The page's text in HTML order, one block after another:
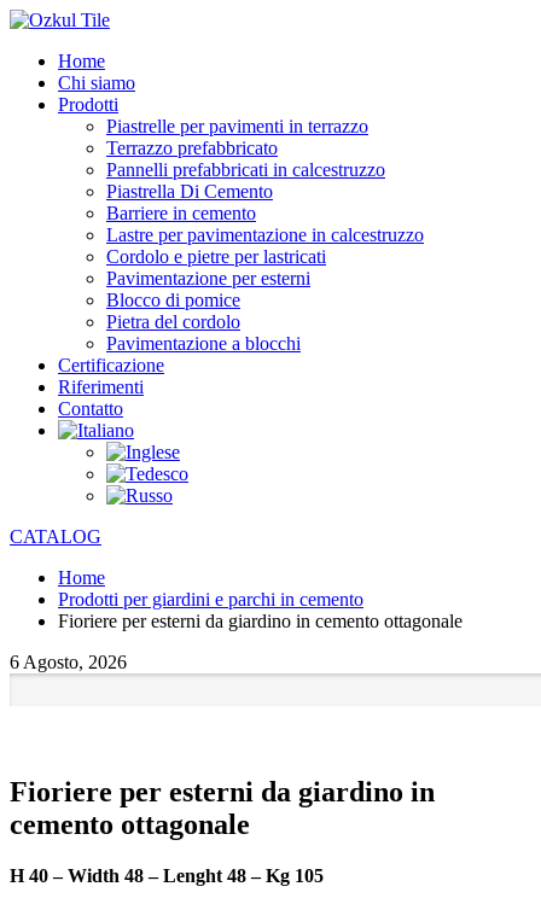
Home
Chi siamo
Prodotti
Piastrelle per pavimenti in terrazzo
Terrazzo prefabbricato
Pannelli prefabbricati in calcestruzzo
Piastrella Di Cemento
Barriere in cemento
Lastre per pavimentazione in calcestruzzo
Cordolo e pietre per lastricati
Pavimentazione per esterni
Blocco di pomice
Pietra del cordolo
Pavimentazione a blocchi
Certificazione
Riferimenti
Contatto
CATALOG
Home
Prodotti per giardini e parchi in cemento
Fioriere per esterni da giardino in cemento ottagonale
6 Agosto, 2026
Fioriere per esterni da giardino in
cemento ottagonale
H 40 – Width 48 – Lenght 48 – Kg 105